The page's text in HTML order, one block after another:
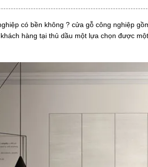
có bền không ? cửa gỗ công nghiệp
hàng tại thủ dầu một lựa chọn được